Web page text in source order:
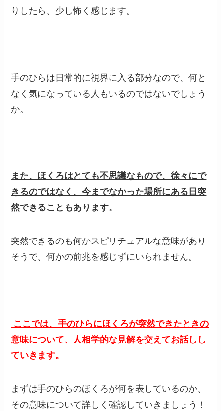
りしたら、少し怖く感じます。
手のひらは日常的に視界に入る部分なので、何と
なく気になっている人もいるのではないでしょう
か。
また、ほくろはとても不思議なもので、徐々にで
きるのではなく、今までなかった場所にある日突
然できることもあります。
突然できるのも何かスピリチュアルな意味があり
そうで、何かの前兆を感じずにいられません。
ここでは、手のひらにほくろが突然できたときの
意味について、人相学的な見解を交えてお話しし
ていきます。
まずは手のひらのほくろが何を表しているのか、
その意味について詳しく確認していきましょう！